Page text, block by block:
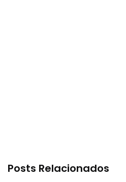
Posts Relacionados